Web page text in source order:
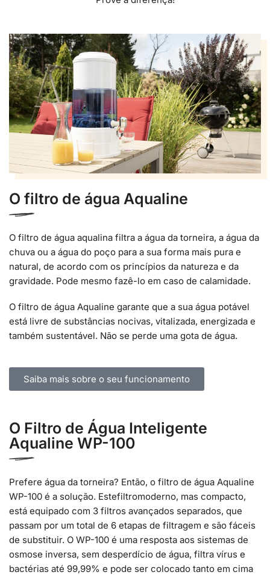
O filtro de água Aqualine
O filtro de água aqualina filtra a água da torneira, a água da
chuva ou a água do poço para a sua forma mais pura e
natural, de acordo com os princípios da natureza e da
gravidade. Pode mesmo fazê-lo em caso de calamidade.
O filtro de água Aqualine garante que a sua água potável
está livre de substâncias nocivas, vitalizada, energizada e
também sustentável. Não se perde uma gota de água.
Saiba mais sobre o seu funcionamento
O Filtro de Água Inteligente
Aqualine WP-100
Prefere água da torneira? Então, o filtro de água Aqualine
WP-100 é a solução. Estefiltromoderno, mas compacto,
está equipado com 3 filtros avançados separados, que
passam por um total de 6 etapas de filtragem e são fáceis
de substituir. O WP-100 é uma resposta aos sistemas de
osmose inversa, sem desperdício de água, filtra vírus e
bactérias até 99,99% e pode ser colocado tanto em cima